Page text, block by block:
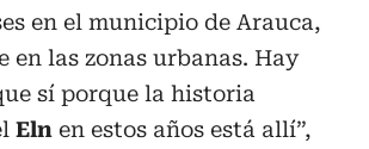
en el municipio de Arauca,
en las zonas urbanas. Hay
sí porque la historia
Eln en estos años está allí”,